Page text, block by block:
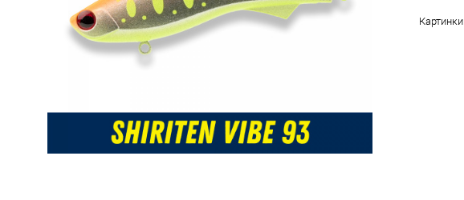
Картинки